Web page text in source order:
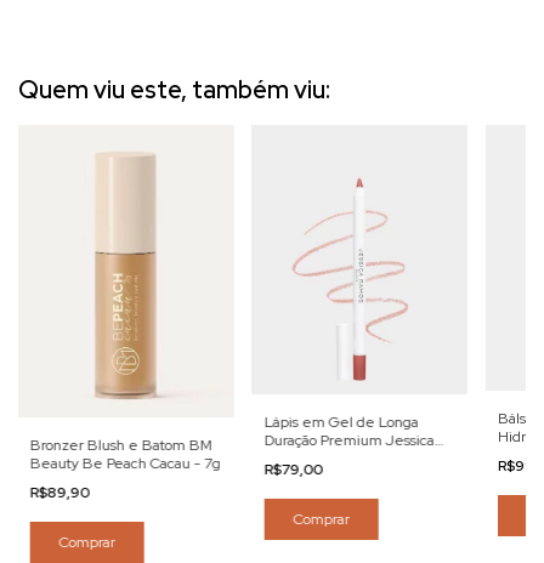
Quem viu este, também viu:
Bronzer Blush e Batom BM
Beauty Be Peach Cacau - 7g
R$89,90
Comprar
Lápis em Gel de Longa
Duração Premium Jessica
Ramos Beauté- 1,8g
R$79,00
Comprar
Locks